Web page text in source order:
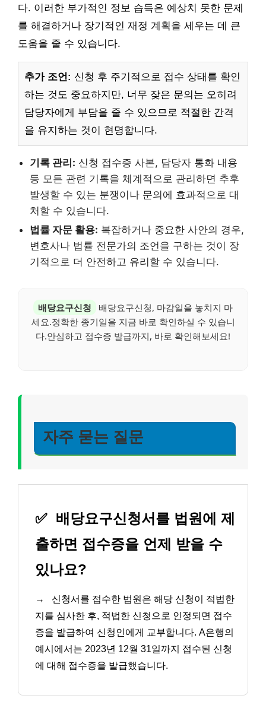
다. 이러한 부가적인 정보 습득은 예상치 못한 문제
를 해결하거나 장기적인 재정 계획을 세우는 데 큰
도움을 줄 수 있습니다.
추가 조언: 신청 후 주기적으로 접수 상태를 확인
하는 것도 중요하지만, 너무 잦은 문의는 오히려
담당자에게 부담을 줄 수 있으므로 적절한 간격
을 유지하는 것이 현명합니다.
기록 관리: 신청 접수증 사본, 담당자 통화 내용
등 모든 관련 기록을 체계적으로 관리하면 추후
발생할 수 있는 분쟁이나 문의에 효과적으로 대
처할 수 있습니다.
법률 자문 활용: 복잡하거나 중요한 사안의 경우,
변호사나 법률 전문가의 조언을 구하는 것이 장
기적으로 더 안전하고 유리할 수 있습니다.
배당요구신청
배당요구신청, 마감일을 놓치지 마
세요.정확한 종기일을 지금 바로 확인하실 수 있습니
다.안심하고 접수증 발급까지, 바로 확인해보세요!
자주 묻는 질문
✅ 배당요구신청서를 법원에 제
출하면 접수증을 언제 받을 수
있나요?
→
신청서를 접수한 법원은 해당 신청이 적법한
지를 심사한 후, 적법한 신청으로 인정되면 접수
증을 발급하여 신청인에게 교부합니다. A은행의
예시에서는 2023년 12월 31일까지 접수된 신청
에 대해 접수증을 발급했습니다.